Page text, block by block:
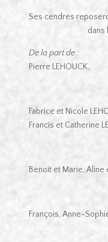
Ses cendres
dans
De la part de :
Pierre LEHOUCK,
Fabrice et Nicole
Francis et Catherine
Benoît et Marie, Aline
François, Anne-